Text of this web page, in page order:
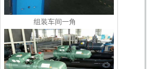
组装车间一角